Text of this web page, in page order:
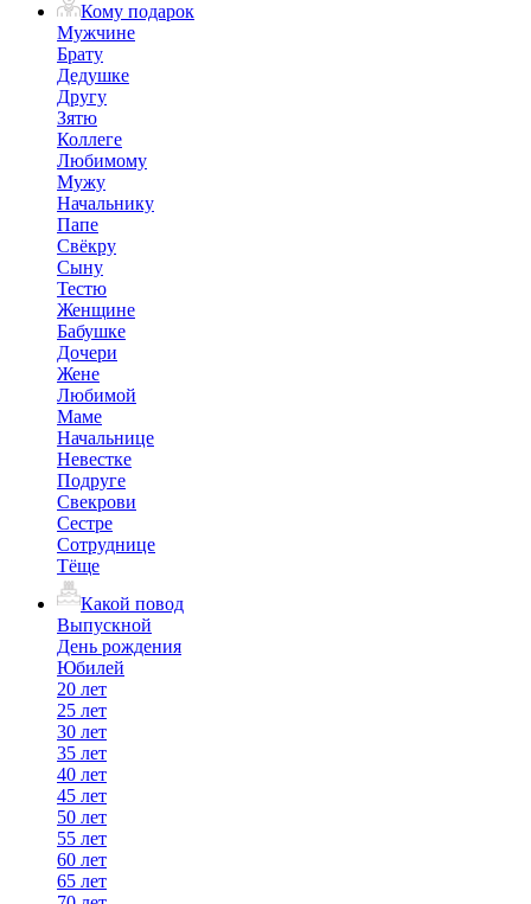
Кому подарок
Мужчине
Брату
Дедушке
Другу
Зятю
Коллеге
Любимому
Мужу
Начальнику
Папе
Свёкру
Сыну
Тестю
Женщине
Бабушке
Дочери
Жене
Любимой
Маме
Начальнице
Невестке
Подруге
Свекрови
Сестре
Сотруднице
Тёще
Какой повод
Выпускной
День рождения
Юбилей
20 лет
25 лет
30 лет
35 лет
40 лет
45 лет
50 лет
55 лет
60 лет
65 лет